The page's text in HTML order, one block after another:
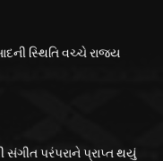
સ્થિતિ વચ્ચે રાજ્ય
સંગીત પરંપરાને પ્રાપ્ત થયું